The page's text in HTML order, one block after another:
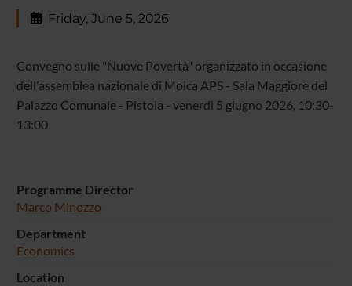
Friday, June 5, 2026
Convegno sulle "Nuove Povertà" organizzato in occasione
dell'assemblea nazionale di Moica APS - Sala Maggiore del
Palazzo Comunale - Pistoia - venerdì 5 giugno 2026, 10:30-
13:00
Programme Director
Marco Minozzo
Department
Economics
Location